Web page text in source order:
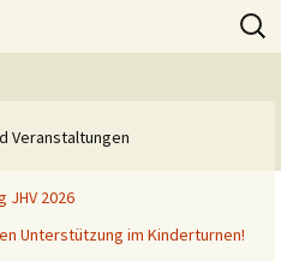
Suchen
nach:
Veranstaltungen
JHV 2026
Unterstützung im Kinderturnen!